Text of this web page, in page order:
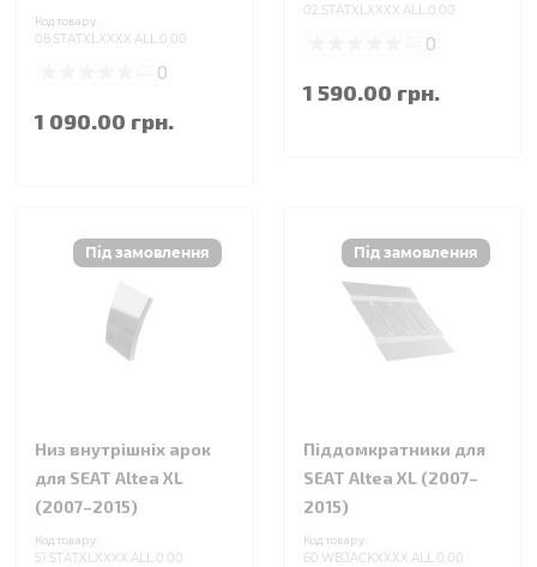
Код товару:
08.STATXLXXXX.ALL.0.00
0
1 090.00 грн.
02.STATXLXXXX.ALL.0.00
0
1 590.00 грн.
Низ внутрішніх арок
для SEAT Altea XL
(2007–2015)
Код товару:
51.STATXLXXXX.ALL.0.00
Піддомкратники для
SEAT Altea XL (2007–
2015)
Код товару:
60.WBJACKXXXX.ALL.0.00